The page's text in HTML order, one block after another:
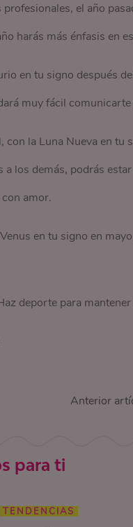
profesionales, el año
harás más énfasis en
en tu signo después
muy fácil
con la Luna Nueva en
a los demás, podrás
amor.
en tu signo en
deporte para
Anterior
para ti
TENDENCIAS